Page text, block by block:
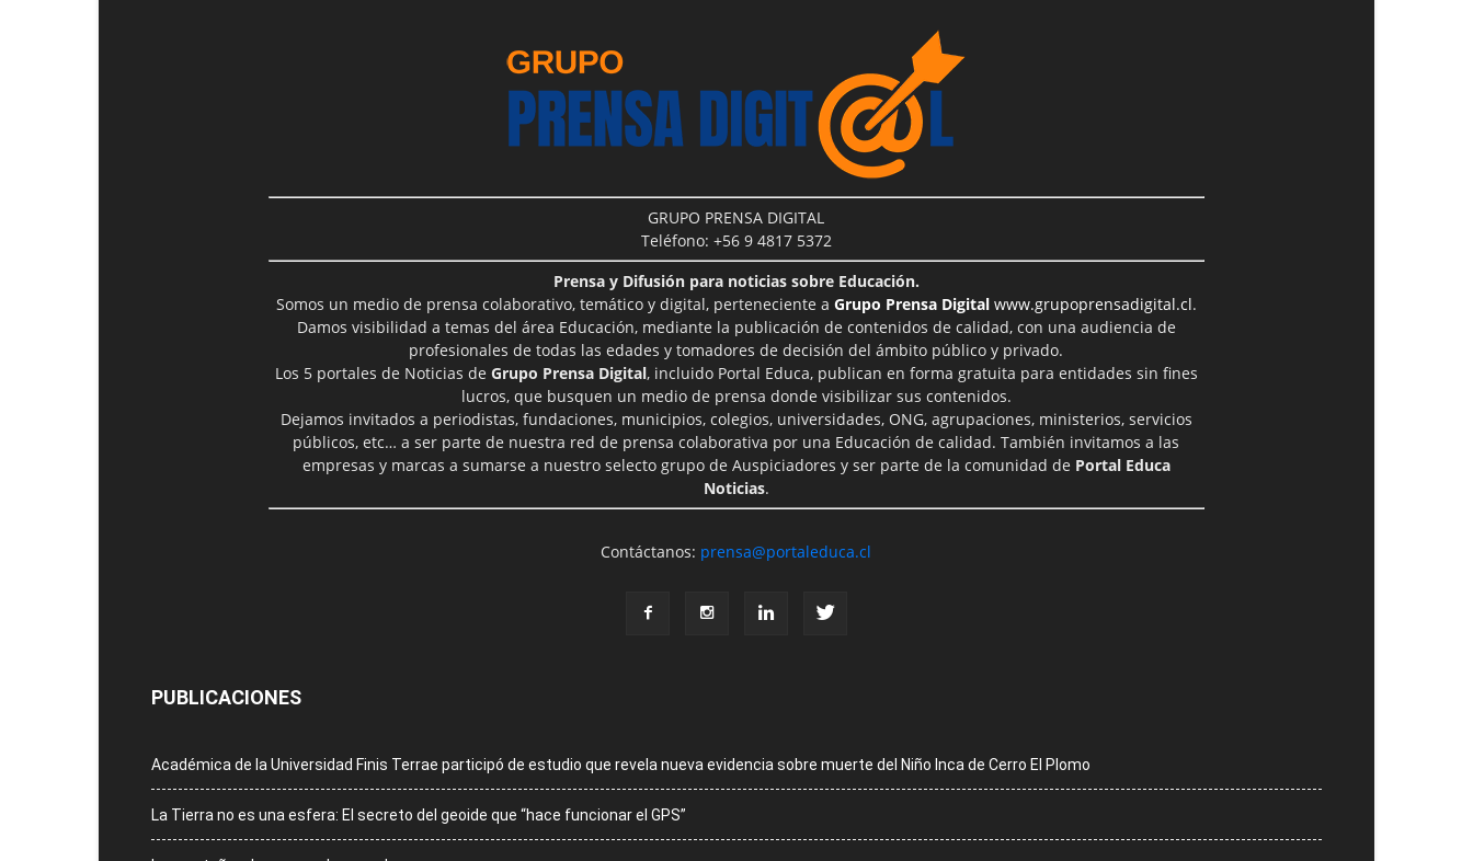
GRUPO PRENSA DIGITAL
Teléfono: +56 9 4817 5372
Prensa y Difusión para noticias sobre Educación.
Somos un medio de prensa colaborativo, temático y digital, perteneciente a Grupo Prensa Digitalwww.grupoprensadigital.cl.
Damos visibilidad a temas del área Educación, mediante la publicación de contenidos de calidad, con una audiencia de
profesionales de todas las edades y tomadores de decisión del ámbito público y privado.
Los 5 portales de Noticias de Grupo Prensa Digital, incluido Portal Educa, publican en forma gratuita para entidades sin fines
lucros, que busquen un medio de prensa donde visibilizar sus contenidos.
Dejamos invitados a periodistas, fundaciones, municipios, colegios, universidades, ONG, agrupaciones, ministerios, servicios
públicos, etc… a ser parte de nuestra red de prensa colaborativa por una Educación de calidad. También invitamos a las
empresas y marcas a sumarse a nuestro selecto grupo de Auspiciadores y ser parte de la comunidad de Portal Educa
Noticias.
Contáctanos: prensa@portaleduca.cl
PUBLICACIONES
Académica de la Universidad Finis Terrae participó de estudio que revela nueva evidencia sobre muerte del Niño Inca de Cerro El Plomo
La Tierra no es una esfera: El secreto del geoide que “hace funcionar el GPS”